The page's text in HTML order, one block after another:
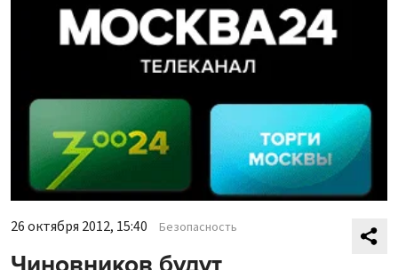
26 октября 2012, 15:40 Безопасность